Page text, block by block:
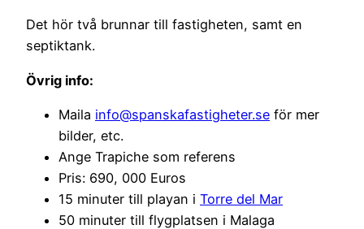
Det hör två brunnar till fastigheten, samt en
septiktank.
Övrig info:
Maila info@spanskafastigheter.se för mer
bilder, etc.
Ange Trapiche som referens
Pris: 690, 000 Euros
15 minuter till playan i Torre del Mar
50 minuter till flygplatsen i Malaga